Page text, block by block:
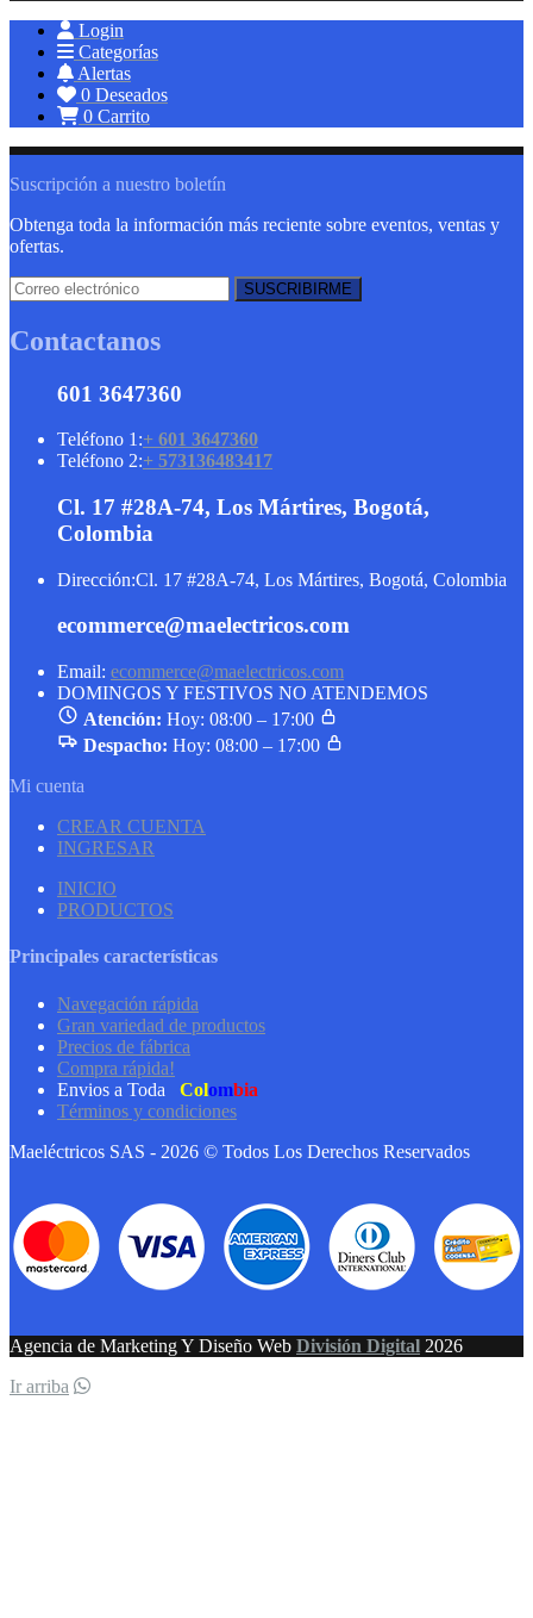
Login
Categorías
Alertas
0 Deseados
0 Carrito
Suscripción a nuestro boletín
Obtenga toda la información más reciente sobre eventos, ventas y
ofertas.
Contactanos
601 3647360
Teléfono 1:+ 601 3647360
Teléfono 2:+ 573136483417
Cl. 17 #28A-74, Los Mártires, Bogotá,
Colombia
Dirección:Cl. 17 #28A-74, Los Mártires, Bogotá, Colombia
ecommerce@maelectricos.com
Email: ecommerce@maelectricos.com
DOMINGOS Y FESTIVOS NO ATENDEMOS
Atención: Hoy: 08:00 – 17:00
Despacho: Hoy: 08:00 – 17:00
Mi cuenta
CREAR CUENTA
INGRESAR
INICIO
PRODUCTOS
Principales características
Navegación rápida
Gran variedad de productos
Precios de fábrica
Compra rápida!
Envios a Toda
Colombia
Términos y condiciones
Maeléctricos SAS - 2026 © Todos Los Derechos Reservados
Agencia de Marketing Y Diseño Web División Digital 2026
Ir arriba